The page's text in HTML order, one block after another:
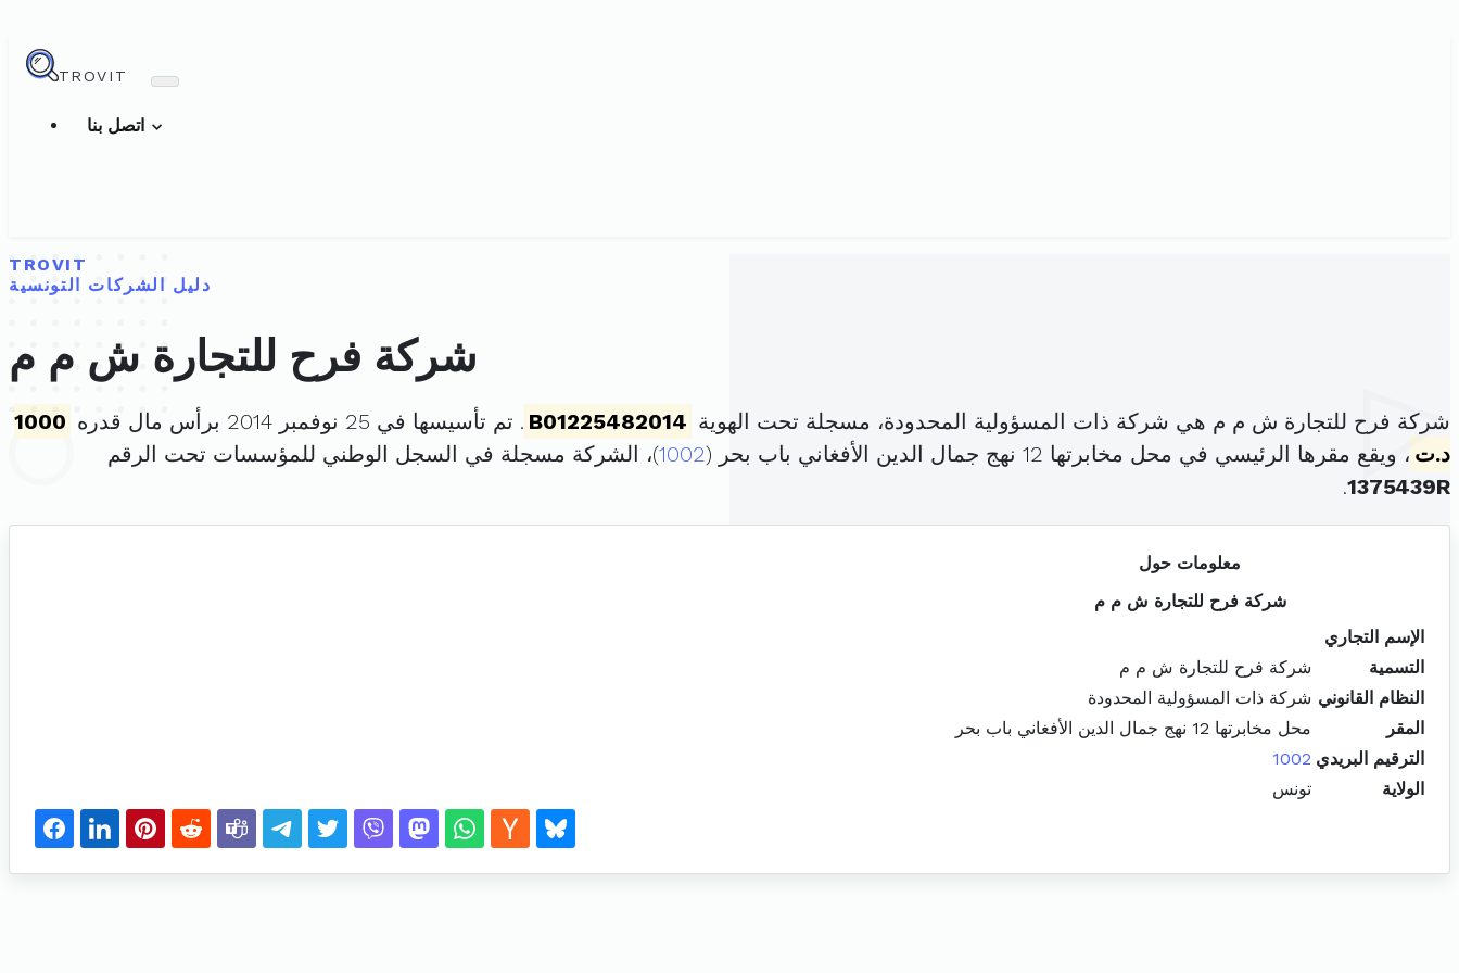
TROVIT
TROVIT
دليل الشركات التونسية
شركة فرح للتجارة ش م م
شركة فرح للتجارة ش م م هي شركة ذات المسؤولية المحدودة، مسجلة تحت الهوية B01225482014 . تم تأسيسها في 25 نوفمبر 2014 برأس مال قدره
1000
د.ت ، ويقع مقرها الرئيسي في محل مخابرتها 12 نهج جمال الدين الأفغاني باب بحر ( 1002)، الشركة مسجلة في السجل الوطني للمؤسسات تحت الرقم
1375439R
.
معلومات حول
شركة فرح للتجارة ش م م
الإسم التجاري
التسمية
شركة فرح للتجارة ش م م
النظام القانوني شركة ذات المسؤولية المحدودة
المقر
محل مخابرتها 12 نهج جمال الدين الأفغاني باب بحر
الترقيم البريدي 1002
الولاية
تونس